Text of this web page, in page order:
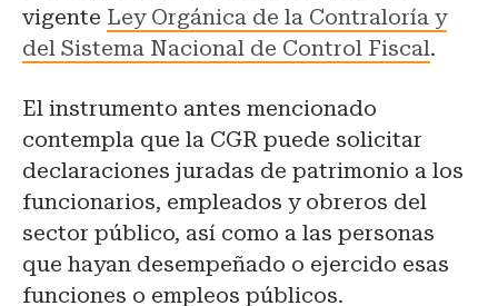
vigente Ley Orgánica de la Contraloría y
del Sistema Nacional de Control Fiscal.
El instrumento antes mencionado
contempla que la CGR puede solicitar
declaraciones juradas de patrimonio a los
funcionarios, empleados y obreros del
sector público, así como a las personas
que hayan desempeñado o ejercido esas
funciones o empleos públicos.